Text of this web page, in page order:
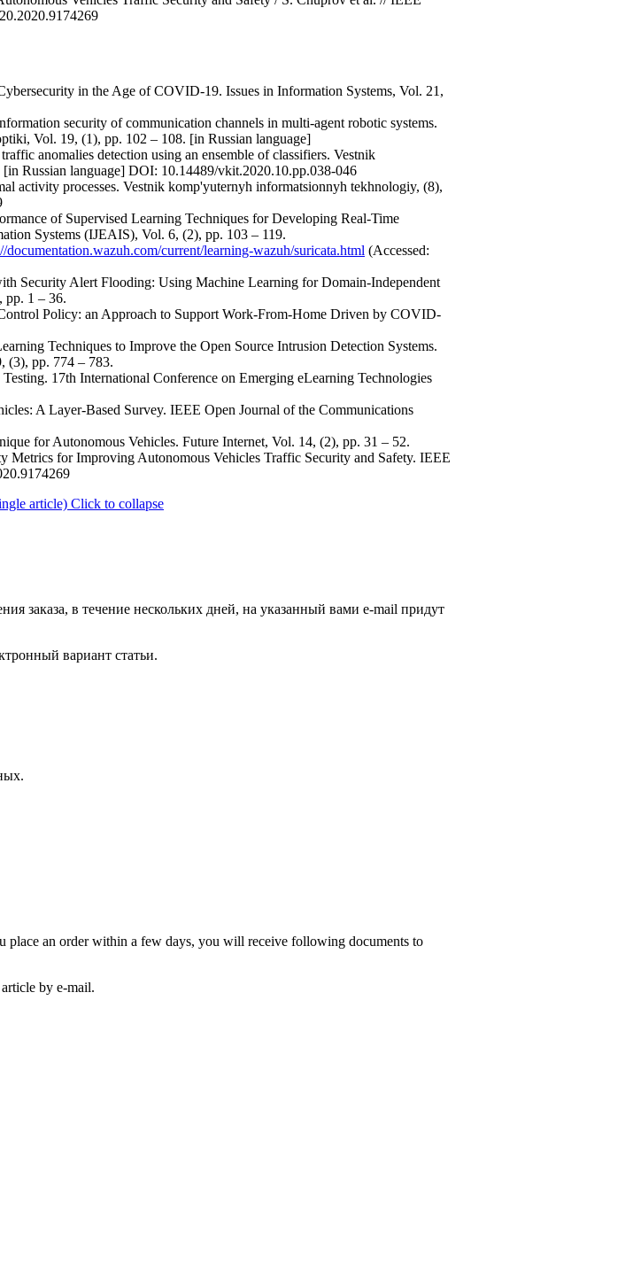
in the Age of COVID-19. Issues in Information Systems, Vol. 21,
security of communication channels in multi-agent robotic systems.
Vol. 19, (1), pp. 102 – 108. [in Russian language]
anomalies detection using an ensemble of classifiers. Vestnik
Russian language] DOI: 10.14489/vkit.2020.10.pp.038-046
activity processes. Vestnik komp'yuternyh informatsionnyh tekhnologiy, (8),
of Supervised Learning Techniques for Developing Real-Time
Systems (IJEAIS), Vol. 6, (2), pp. 103 – 119.
documentation.wazuh.com/current/learning-wazuh/suricata.html (Accessed:
Security Alert Flooding: Using Machine Learning for Domain-Independent
pp. 1 – 36.
Policy: an Approach to Support Work-From-Home Driven by COVID-
Techniques to Improve the Open Source Intrusion Detection Systems.
(3), pp. 774 – 783.
17th International Conference on Emerging eLearning Technologies
A Layer-Based Survey. IEEE Open Journal of the Communications
for Autonomous Vehicles. Future Internet, Vol. 14, (2), pp. 31 – 52.
for Improving Autonomous Vehicles Traffic Security and Safety. IEEE
article) Click to collapse
заказа, в течение нескольких дней, на указанный вами e-mail придут
вариант статьи.
place an order within a few days, you will receive following documents to
by e-mail.